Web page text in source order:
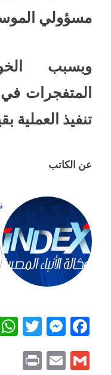
مسؤولي
وبسبب
المتفجرات في
تنفيذ العملية
عن الكاتب
Facebook
Gmail
Email